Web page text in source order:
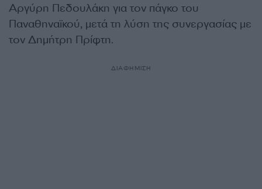
Αργύρη Πεδουλάκη για τον πάγκο του
Παναθηναϊκού, μετά τη λύση της συνεργασίας με
τον Δημήτρη Πρίφτη.
ΔΙΑΦΗΜΙΣΗ